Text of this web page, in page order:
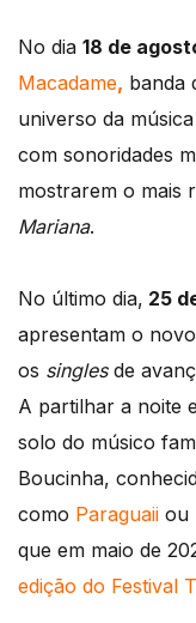
No dia 18 de
Macadame, banda
universo da
com sonoridades
mostrarem o mais
Mariana.
No último dia, 25
apresentam o
os singlesde
A partilhar a noite
solo do músico
Boucinha,
como Paraguaii ou
que em maio de
edição do Festival